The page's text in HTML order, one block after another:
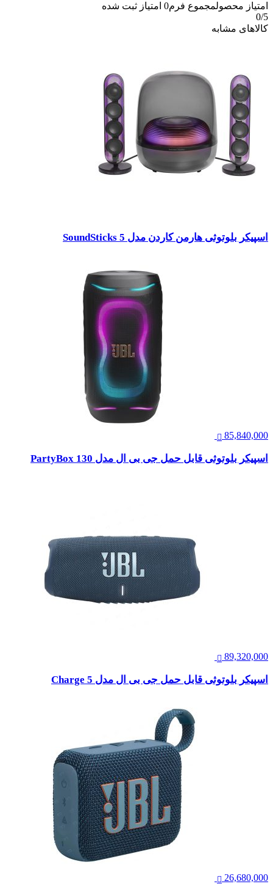
امتیاز محصولمجموع فرم0 امتیاز ثبت شده
0/5
کالاهای مشابه
اسپیکر بلوتوثی هارمن کاردن مدل SoundSticks 5
85,840,000
اسپیکر بلوتوثی قابل حمل جی بی ال مدل PartyBox 130
89,320,000
اسپیکر بلوتوثی قابل حمل جی بی ال مدل Charge 5
26,680,000